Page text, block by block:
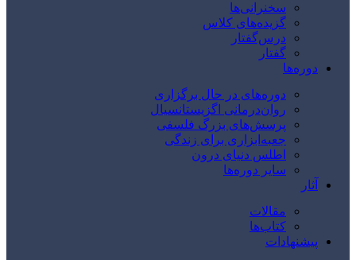
سخنرانی‌ها
گزیده‌های کلاس
درس‌گفتار
گفتار
دوره‌ها
دوره‌های در حال برگزاری
روان‌درمانی اگزیستانسیال
پرسش‌های بزرگ فلسفی
جعبه‌ابزاری برای زندگی
اطلس دنیای درون
سایر دوره‌ها
آثار
مقالات
کتاب‌ها
پیشنهادات